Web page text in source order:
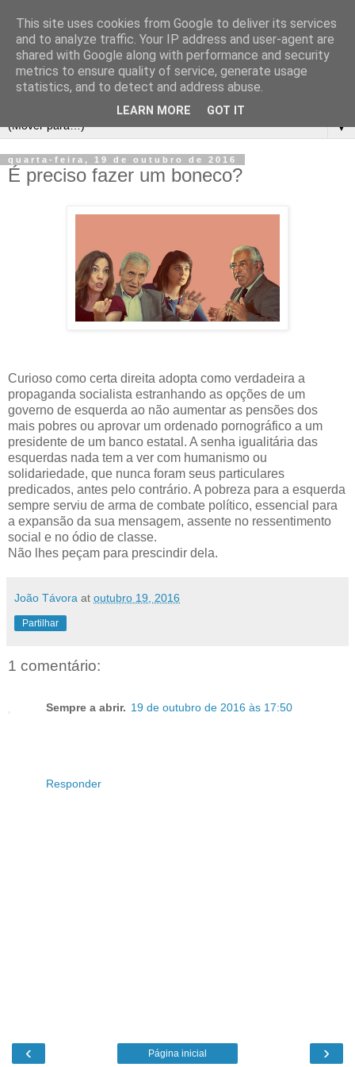
▼
quarta-feira, 19 de outubro de 2016
É preciso fazer um boneco?
Curioso como certa direita adopta como verdadeira a
propaganda socialista estranhando as opções de um
governo de esquerda ao não aumentar as pensões dos
mais pobres ou aprovar um ordenado pornográfico a um
presidente de um banco estatal. A senha igualitária das
esquerdas nada tem a ver com humanismo ou
solidariedade, que nunca foram seus particulares
predicados, antes pelo contrário. A pobreza para a esquerda
sempre serviu de arma de combate político, essencial para
a expansão da sua mensagem, assente no ressentimento
social e no ódio de classe.
Não lhes peçam para prescindir dela.
João Távora at outubro 19, 2016
Partilhar
1 comentário:
Sempre a abrir. 19 de outubro de 2016 às 17:50
Responder
‹ ›
Página inicial
This site uses cookies from Google to deliver its services
and to analyze traffic. Your IP address and user-agent are
shared with Google along with performance and security
metrics to ensure quality of service, generate usage
statistics, and to detect and address abuse.
LEARN MORE GOT IT